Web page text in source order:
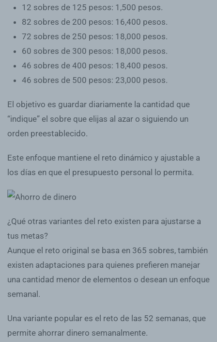
12 sobres de 125 pesos: 1,500 pesos.
82 sobres de 200 pesos: 16,400 pesos.
72 sobres de 250 pesos: 18,000 pesos.
60 sobres de 300 pesos: 18,000 pesos.
46 sobres de 400 pesos: 18,400 pesos.
46 sobres de 500 pesos: 23,000 pesos.
El objetivo es guardar diariamente la cantidad que
“indique” el sobre que elijas al azar o siguiendo un
orden preestablecido.
Este enfoque mantiene el reto dinámico y ajustable a
los días en que el presupuesto personal lo permita.
¿Qué otras variantes del reto existen para ajustarse a
tus metas?
Aunque el reto original se basa en 365 sobres, también
existen adaptaciones para quienes prefieren manejar
una cantidad menor de elementos o desean un enfoque
semanal.
Una variante popular es el reto de las 52 semanas, que
permite ahorrar dinero semanalmente.